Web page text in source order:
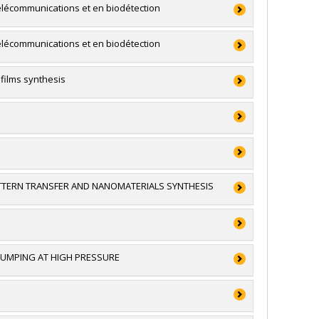
génie du Canada (CRSNG)
et en biodétection
et en biodétection
génie du Canada (CRSNG)
synthesis
du Canada (CRSNG)
individuelle ou de groupe
génie du Canada (CRSNG)
génie du Canada (CRSNG)
TRANSFER AND NANOMATERIALS SYNTHESIS
du Canada (CRSNG)
individuelle ou de groupe
,Ali Dolatabadi,François Gitzhofer,Jan
Dongling
AT HIGH PRESSURE